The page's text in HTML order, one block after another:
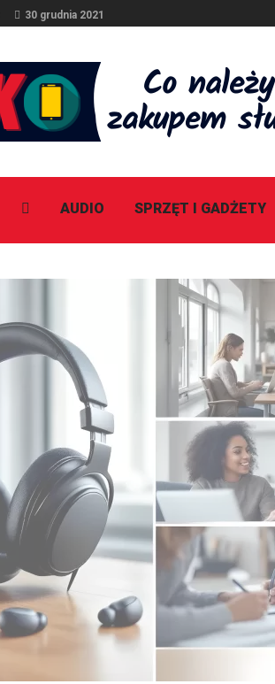
30 grudnia 2021
AUDIO SPRZĘT I GADŻETY